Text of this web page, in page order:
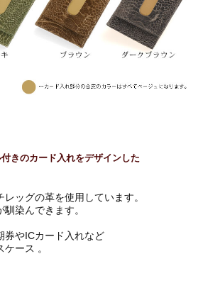
きのカード入れをデザインした
ッグの革を使用しています。
染んできます。
券やICカード入れなど
ース 。